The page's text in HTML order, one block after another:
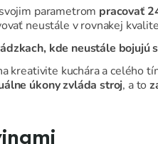
parametrom pracovať
neustále v rovnakej
kde neustále bojujú
kuchára a celého
úkony zvláda stroj, a to